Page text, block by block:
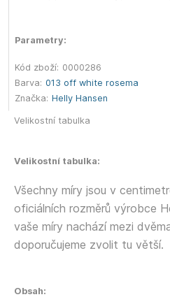
Parametry:
Kód zboží: 0000286
Barva: 013 off white rosema
Značka: Helly Hansen
Velikostní tabulka
Velikostní tabulka:
Všechny míry jsou v
oficiálních rozměrů výrobce
vaše míry nachází mezi
doporučujeme zvolit tu větší.
Obsah: